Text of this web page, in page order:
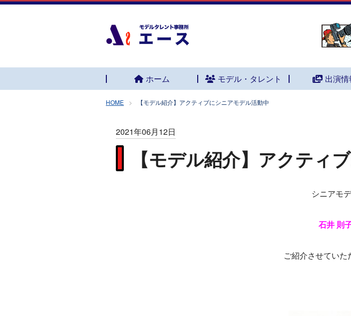
ホーム モデル・タレント 出演情
HOME 【モデル紹介】アクティブにシニアモデル活動中
2021年06月12日
【モデル紹介】アクティ
シニアモ
石井 則
ご紹介させていた